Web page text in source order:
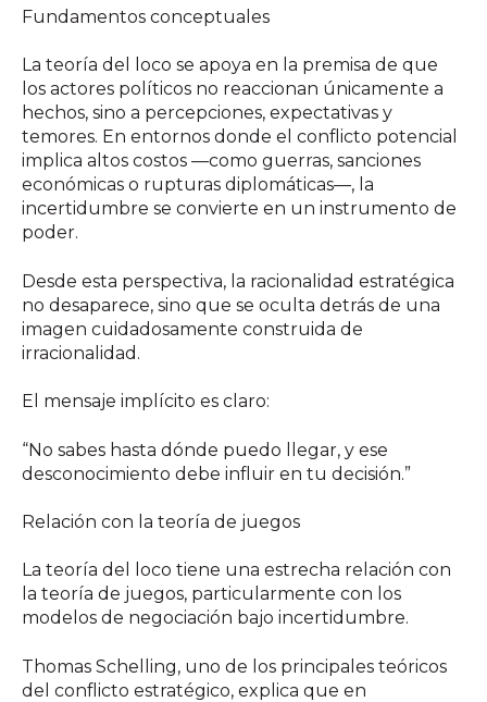
Fundamentos conceptuales
La teoría del loco se apoya en la premisa de que
los actores políticos no reaccionan únicamente a
hechos, sino a percepciones, expectativas y
temores. En entornos donde el conflicto potencial
implica altos costos —como guerras, sanciones
económicas o rupturas diplomáticas—, la
incertidumbre se convierte en un instrumento de
poder.
Desde esta perspectiva, la racionalidad estratégica
no desaparece, sino que se oculta detrás de una
imagen cuidadosamente construida de
irracionalidad.
El mensaje implícito es claro:
“No sabes hasta dónde puedo llegar, y ese
desconocimiento debe influir en tu decisión.”
Relación con la teoría de juegos
La teoría del loco tiene una estrecha relación con
la teoría de juegos, particularmente con los
modelos de negociación bajo incertidumbre.
Thomas Schelling, uno de los principales teóricos
del conflicto estratégico, explica que en